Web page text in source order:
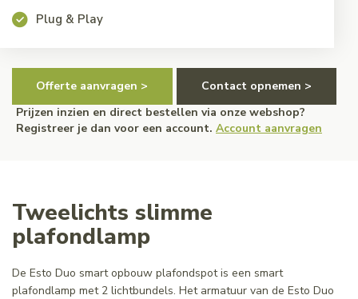
Plug & Play
Offerte aanvragen >
Contact opnemen >
Prijzen inzien en direct bestellen via onze webshop?
Registreer je dan voor een account. Account aanvragen
Tweelichts slimme
plafondlamp
De Esto Duo smart opbouw plafondspot is een smart
plafondlamp met 2 lichtbundels. Het armatuur van de Esto Duo